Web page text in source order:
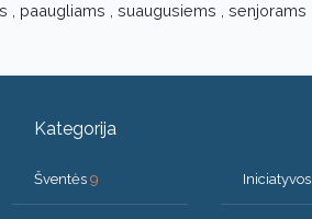
, paaugliams , suaugusiems , senjorams
Kategorija
Šventės 9 Iniciatyvos